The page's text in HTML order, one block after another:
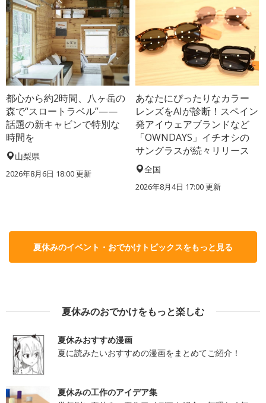
都心から約2時間、八ヶ岳の
森で“スロートラベル”——
話題の新キャビンで特別な
時間を
山梨県
2026年8月6日 18:00更新
あなたにぴったりなカラー
レンズをAIが診断！スペイン
発アイウェアブランドなど
「OWNDAYS」イチオシの
サングラスが続々リリース
全国
2026年8月4日 17:00更新
夏休みのイベント・おでかけトピックスをもっと見る
夏休みのおでかけをもっと楽しむ
夏休みおすすめ漫画
夏に読みたいおすすめの漫画をまとめてご紹介！
夏休みの工作のアイデア集